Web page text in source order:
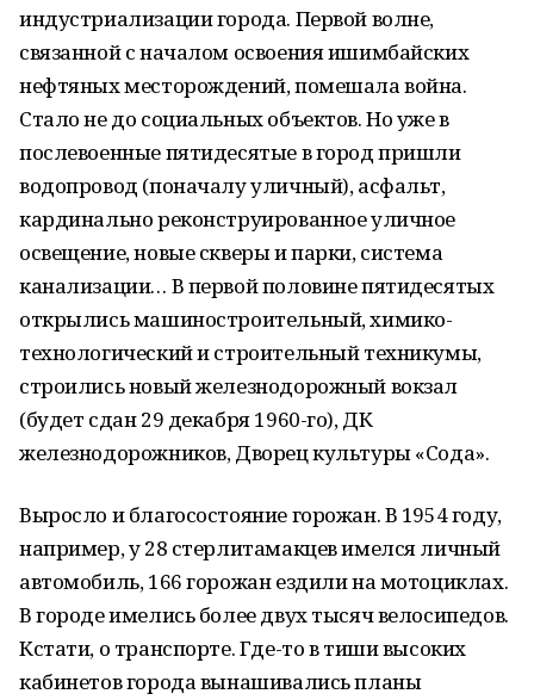
индустриализации города. Первой волне,
связанной с началом освоения ишимбайских
нефтяных месторождений, помешала война.
Стало не до социальных объектов. Но уже в
послевоенные пятидесятые в город пришли
водопровод (поначалу уличный), асфальт,
кардинально реконструированное уличное
освещение, новые скверы и парки, система
канализации… В первой половине пятидесятых
открылись машиностроительный, химико-
технологический и строительный техникумы,
строились новый железнодорожный вокзал
(будет сдан 29 декабря 1960-го), ДК
железнодорожников, Дворец культуры «Сода».
Выросло и благосостояние горожан. В 1954 году,
например, у 28 стерлитамакцев имелся личный
автомобиль, 166 горожан ездили на мотоциклах.
В городе имелись более двух тысяч велосипедов.
Кстати, о транспорте. Где-то в тиши высоких
кабинетов города вынашивались планы